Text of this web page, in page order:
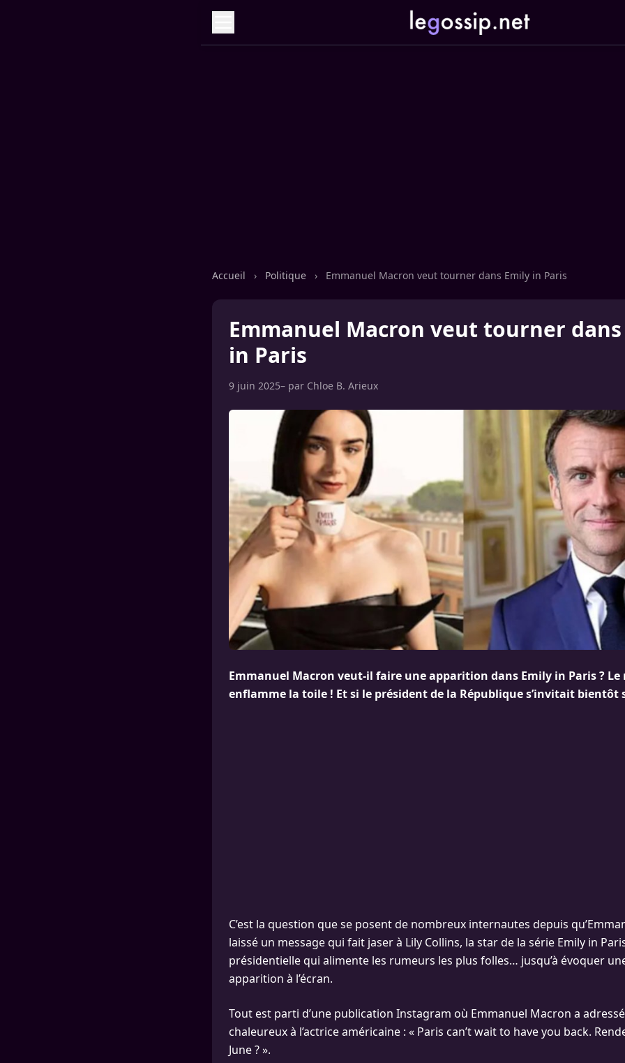
Accueil › Politique › Emmanuel Macron veut tourner dans Emily in Paris
Emmanuel Macron veut tourner
in Paris
9 juin 2025– par Chloe B. Arieux
Emmanuel Macron veut-il faire une apparition dans Emily in Paris ? Le
enflamme la toile ! Et si le président de la République s’invitait bientôt
C’est la question que se posent de nombreux internautes depuis
laissé un message qui fait jaser à Lily Collins, la star de la série Emily in
présidentielle qui alimente les rumeurs les plus folles… jusqu’à évoquer
apparition à l’écran.
Tout est parti d’une publication Instagram où Emmanuel Macron a
chaleureux à l’actrice américaine : « Paris can’t wait to have you back.
June ? ».